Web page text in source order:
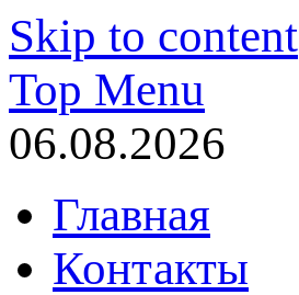
Skip to content
Top Menu
06.08.2026
Главная
Контакты